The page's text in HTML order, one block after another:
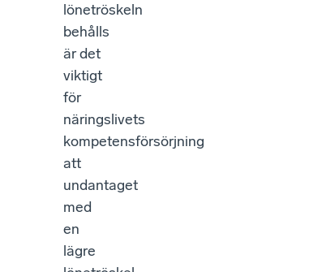
lönetröskeln
behålls
är det
viktigt
för
näringslivets
kompetensförsörjning
att
undantaget
med
en
lägre